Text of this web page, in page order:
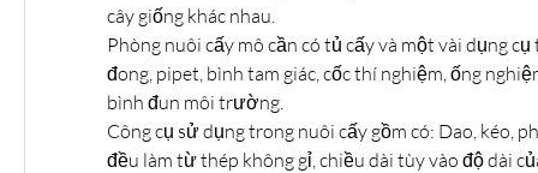
cây giống khác nhau.
Phòng nuôi cấy mô cần có tủ cấy và một vài dụng
đong, pipet, bình tam giác, cốc thí nghiệm, ống
bình đun môi trường.
Công cụ sử dụng trong nuôi cấy gồm có: Dao, kéo,
đều làm từ thép không gỉ, chiều dài tùy vào độ dài